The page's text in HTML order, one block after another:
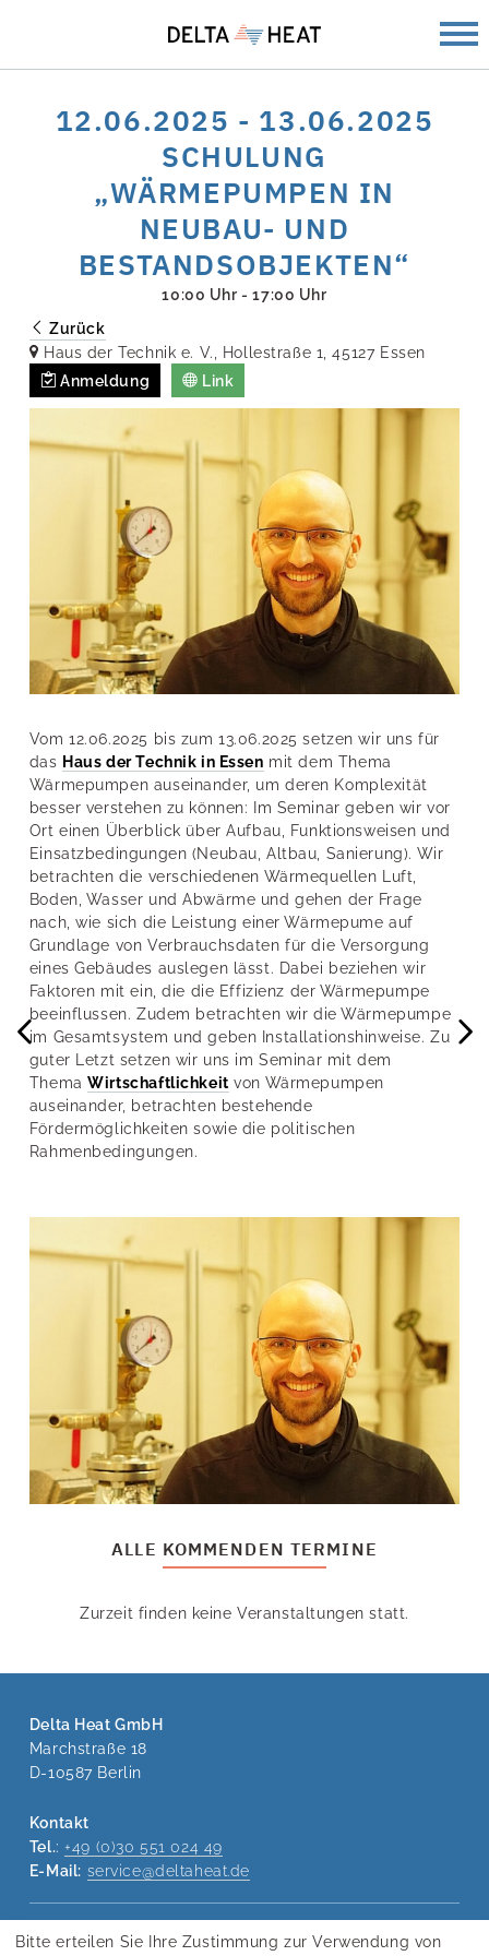
12.06.2025 - 13.06.2025
SCHULUNG
„WÄRMEPUMPEN IN
NEUBAU- UND
BESTANDSOBJEKTEN“
10:00 Uhr - 17:00 Uhr
Zurück
Haus der Technik e. V., Hollestraße 1, 45127 Essen
Anmeldung
Link
Vom 12.06.2025 bis zum 13.06.2025 setzen wir uns für
das Haus der Technik in Essen mit dem Thema
Wärmepumpen auseinander, um deren Komplexität
besser verstehen zu können: Im Seminar geben wir vor
Ort einen Überblick über Aufbau, Funktionsweisen und
Einsatzbedingungen (Neubau, Altbau, Sanierung). Wir
betrachten die verschiedenen Wärmequellen Luft,
Boden, Wasser und Abwärme und gehen der Frage
nach, wie sich die Leistung einer Wärmepume auf
Grundlage von Verbrauchsdaten für die Versorgung
eines Gebäudes auslegen lässt. Dabei beziehen wir
Faktoren mit ein, die die Effizienz der Wärmepumpe
beeinflussen. Zudem betrachten wir die Wärmepumpe
im Gesamtsystem und geben Installationshinweise. Zu
guter Letzt setzen wir uns im Seminar mit dem
ThemaWirtschaftlichkeitvon Wärmepumpen
auseinander, betrachten bestehende
Fördermöglichkeiten sowie die politischen
Rahmenbedingungen.
ALLE KOMMENDEN TERMINE
Zurzeit finden keine Veranstaltungen statt.
Delta Heat GmbH
Marchstraße 18
D-10587 Berlin
Kontakt
Tel.:+49 (0)30 551 024 49
E-Mail: service@deltaheat.de
KONTAKT
Bitte erteilen Sie Ihre Zustimmung zur Verwendung von